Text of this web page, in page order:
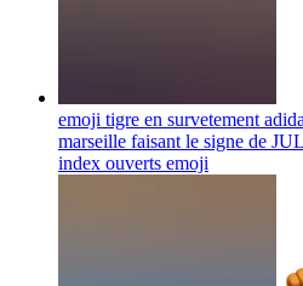
emoji tigre en survetement
marseille faisant le signe de
index ouverts emoji